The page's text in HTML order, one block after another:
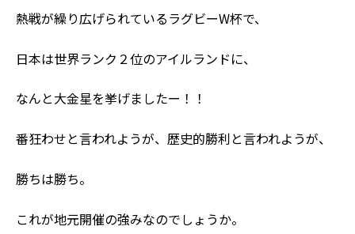
熱戦が繰り広げられているラグビーW杯で、
日本は世界ランク２位のアイルランドに、
なんと大金星を挙げましたー！！
番狂わせと言われようが、歴史的勝利と言われようが、
勝ちは勝ち。
これが地元開催の強みなのでしょうか。